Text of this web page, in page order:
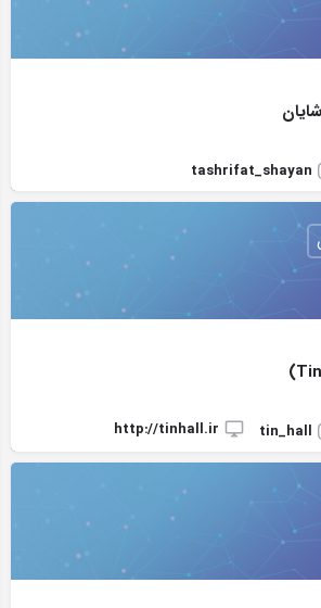
tashrifat_shayan
tin_hall
http://tinhall.ir